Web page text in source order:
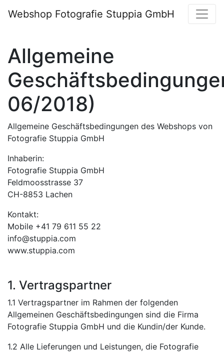
Webshop Fotografie Stuppia GmbH
Allgemeine
06/2018)
Allgemeine Geschäftsbedingungen des Webshops von
Fotografie Stuppia GmbH
Inhaberin:
Fotografie Stuppia GmbH
Feldmoosstrasse 37
CH-8853 Lachen
Kontakt:
Mobile +41 79 611 55 22
info@stuppia.com
www.stuppia.com
1. Vertragspartner
1.1 Vertragspartner im Rahmen der folgenden
Allgemeinen Geschäftsbedingungen sind die Firma
Fotografie Stuppia GmbH und die Kundin/der Kunde.
1.2 Alle Lieferungen und Leistungen, die Fotografie